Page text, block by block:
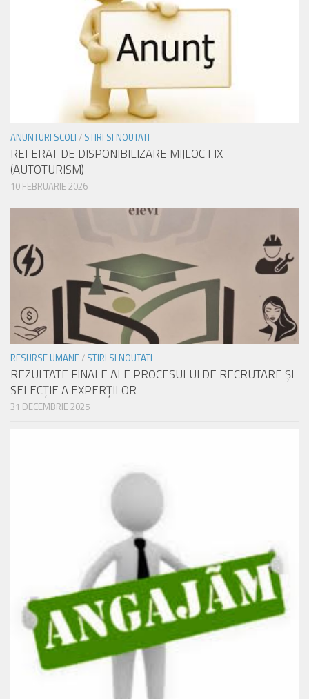
ANUNTURI SCOLI / STIRI SI NOUTATI
REFERAT DE DISPONIBILIZARE MIJLOC FIX
(AUTOTURISM)
10 FEBRUARIE 2026
RESURSE UMANE/ STIRI SI NOUTATI
REZULTATE FINALE ALE PROCESULUI DE RECRUTARE ŞI
SELECŢIE A EXPERŢILOR
31 DECEMBRIE 2025